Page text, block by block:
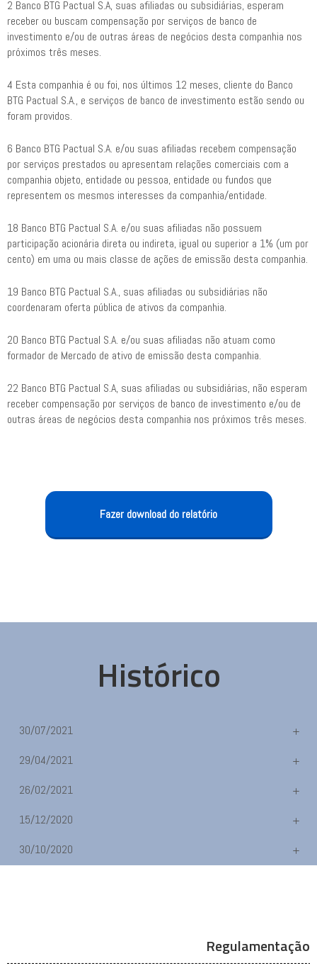
2 Banco BTG Pactual S.A, suas afiliadas ou subsidiárias, esperam
receber ou buscam compensação por serviços de banco de
investimento e/ou de outras áreas de negócios desta companhia nos
próximos três meses.
4 Esta companhia é ou foi, nos últimos 12 meses, cliente do Banco
BTG Pactual S.A., e serviços de banco de investimento estão sendo ou
foram providos.
6 Banco BTG Pactual S.A. e/ou suas afiliadas recebem compensação
por serviços prestados ou apresentam relações comerciais com a
companhia objeto, entidade ou pessoa, entidade ou fundos que
representem os mesmos interesses da companhia/entidade.
18 Banco BTG Pactual S.A. e/ou suas afiliadas não possuem
participação acionária direta ou indireta, igual ou superior a 1% (um por
cento) em uma ou mais classe de ações de emissão desta companhia.
19 Banco BTG Pactual S.A., suas afiliadas ou subsidiárias não
coordenaram oferta pública de ativos da companhia.
20 Banco BTG Pactual S.A. e/ou suas afiliadas não atuam como
formador de Mercado de ativo de emissão desta companhia.
22 Banco BTG Pactual S.A, suas afiliadas ou subsidiárias, não esperam
receber compensação por serviços de banco de investimento e/ou de
outras áreas de negócios desta companhia nos próximos três meses.
Fazer download do relatório
Histórico
30/07/2021
29/04/2021
26/02/2021
15/12/2020
30/10/2020
Regulamentação